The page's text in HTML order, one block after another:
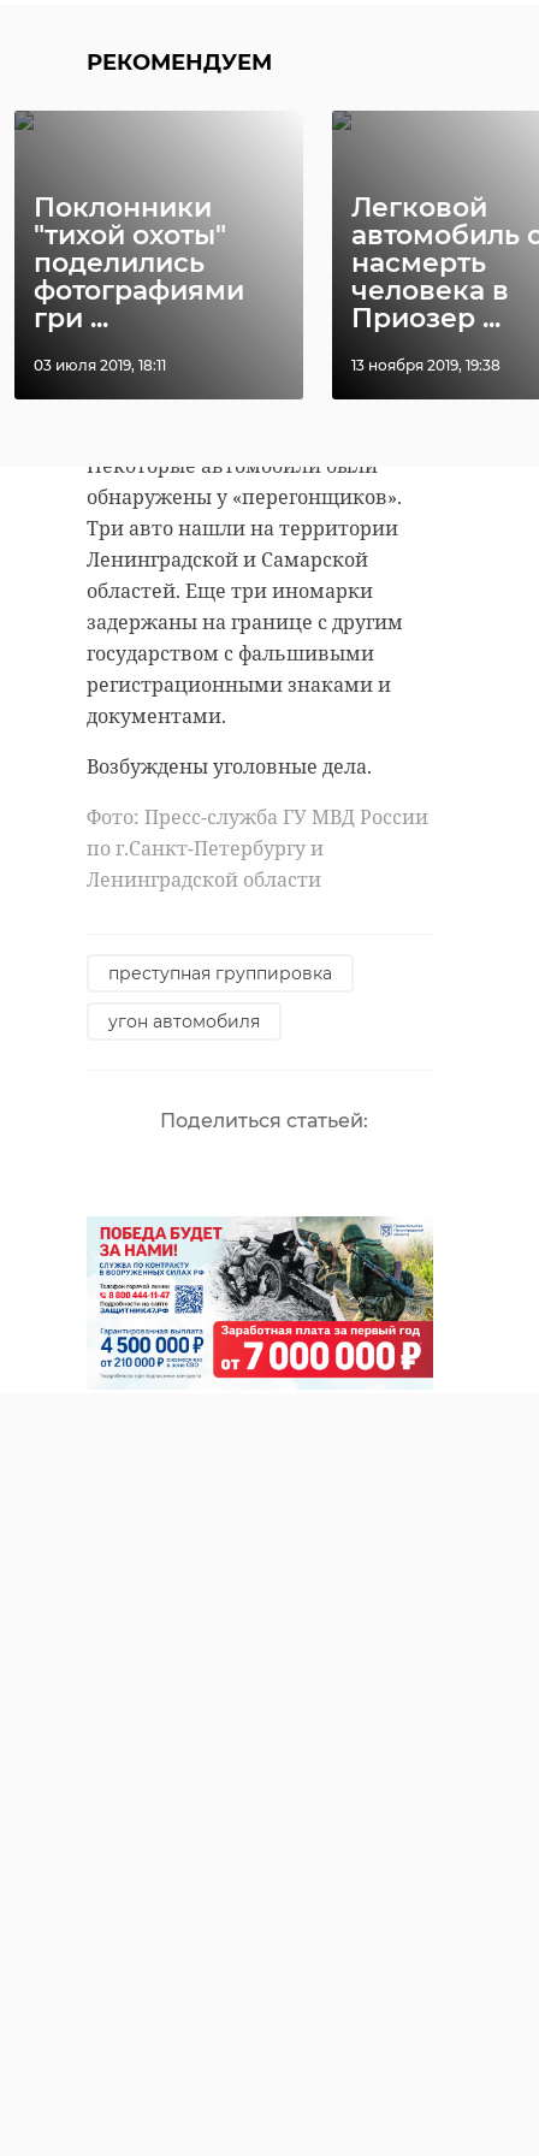
РЕКОМЕНДУЕМ
Поклонники
"тихой охоты"
поделились
фотографиями
гри ...
03 июля 2019, 18:11
Легковой
автомобиль
насмерть
человека в
Приозер ...
13 ноября 2019, 19:38
государство и мужчины, которые
автомобилях маячки GPS.
что группировка причастна к
минимум шести кражам
автомобилей в Московском и
Выборгском районах Петербурга, а
также Тосненском районе
Некоторые автомобили были
обнаружены у «перегонщиков».
Три авто нашли на территории
Ленинградской и Самарской
областей. Еще три иномарки
задержаны на границе с другим
государством с фальшивыми
регистрационными знаками и
документами.
Возбуждены уголовные дела.
Фото: Пресс-служба ГУ МВД России
по г.Санкт-Петербургу и
Ленинградской области
преступная группировка
угон автомобиля
Поделиться статьей: